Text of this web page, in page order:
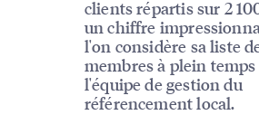
clients répartis sur 2
un chiffre
l'on considère sa liste
membres à plein temps
l'équipe de gestion du
référencement local.